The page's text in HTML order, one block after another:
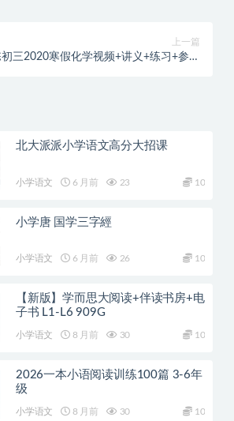
上一篇
三2020寒假化学视频+讲义+练习+参考
北大派派小学语文高分大招课
小学语文 6 月前 23 10
小学唐 国学三字經
小学语文 6 月前 26 10
【新版】学而思大阅读+伴读书房+电
子书 L1-L6 909G
小学语文 8 月前 30 10
2026一本小语阅读训练100篇 3-6年
级
小学语文 8 月前 30 10